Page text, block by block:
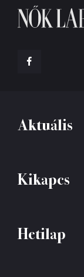
Aktuális
Kikapcs
Hetilap